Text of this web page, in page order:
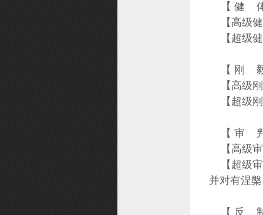
【 健 体
【高级健
【超级健
【 刚 毅
【高级刚
【超级刚
【 审 判
【高级审
【超级审
并对有涅
【 反 制